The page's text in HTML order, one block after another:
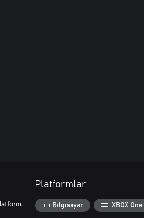
Platformlar
Bilgisayar XBOX One